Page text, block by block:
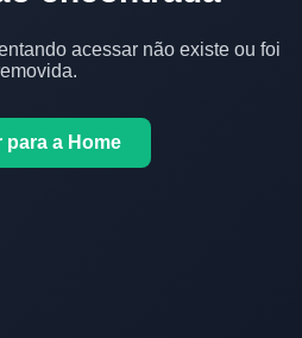
acessar não existe ou foi
para a Home